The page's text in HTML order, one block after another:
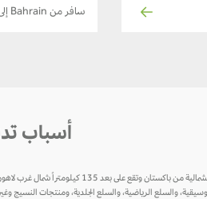
سافر من Bahrain إلى سيالكوت
أسباب
والسلع الرياضية، والسلع الجلدية، ومنتجات النسيج